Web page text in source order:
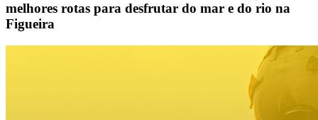
melhores rotas para desfrutar do mar e do rio na
Figueira